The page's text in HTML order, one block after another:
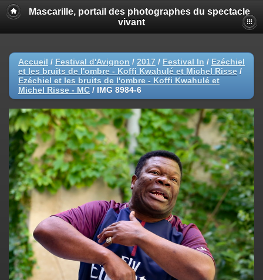
Mascarille, portail des photographes du spectacle
vivant
Accueil / Festival d'Avignon / 2017 / Festival In / Ezéchiel
et les bruits de l'ombre - Koffi Kwahulé et Michel Risse /
Ezéchiel et les bruits de l'ombre - Koffi Kwahulé et
Michel Risse - MC / IMG 8984-6